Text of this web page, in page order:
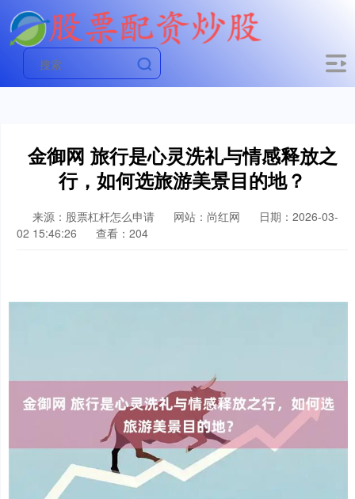
金御网 旅行是心灵洗礼与情感释放之
行，如何选旅游美景目的地？
来源：股票杠杆怎么申请 网站：尚红网
日期：2026-03-
02 15:46:26
查看：204